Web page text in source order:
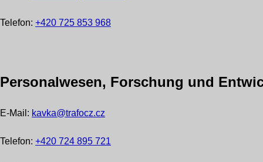
Telefon: +420 725 853 968
Personalwesen, Forschung und
E-Mail: kavka@trafocz.cz
Telefon: +420 724 895 721